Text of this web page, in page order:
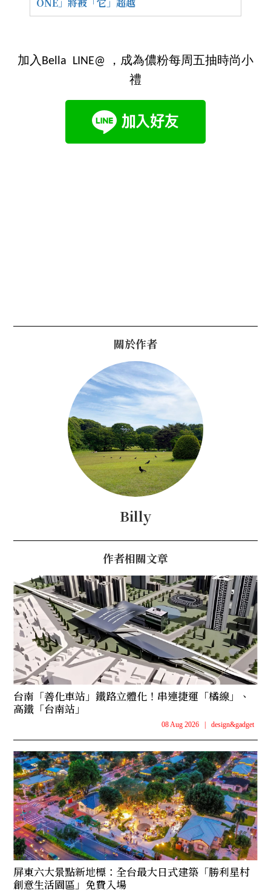
加入Bella LINE@ ，成為儂粉每周五抽時尚小
禮
關於作者
Billy
作者相關文章
台南「善化車站」鐵路立體化！串連捷運「橘線」、
高鐵「台南站」
08 Aug 2026 design&gadget
屏東六大景點新地標：全台最大日式建築「勝利星村
創意生活園區」免費入場